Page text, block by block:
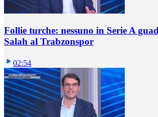
Follie turche: nessuno in Serie A
Salah al Trabzonspor
02:54